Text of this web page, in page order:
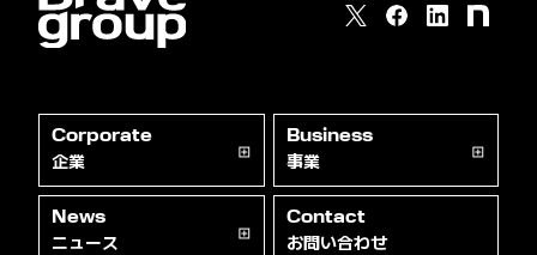
Corporate
企業
Business
事業
News
ニュース
Contact
お問い合わせ